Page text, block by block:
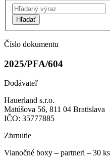
Hľadať
Číslo dokumentu
2025/PFA/604
Dodávateľ
Hauerland s.r.o.
Matúšova 56, 811 04 Bratislava
IČO: 35777885
Zhrnutie
Vianočné boxy – partneri – 30 ks